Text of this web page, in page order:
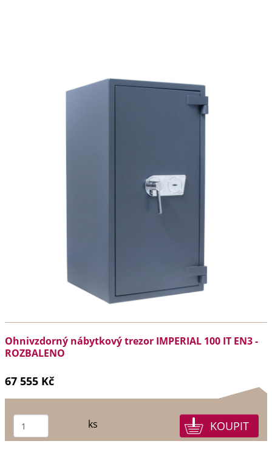
Ohnivzdorný nábytkový trezor IMPERIAL 100 IT EN3 -
ROZBALENO
67 555 Kč
ks